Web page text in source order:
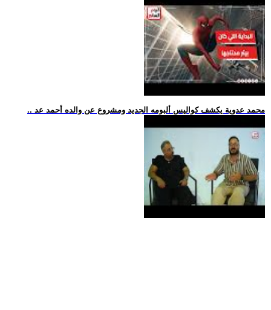
.. محمد عدوية يكشف كواليس ألبومه الجديد ومشروع عن والده أحمد عد